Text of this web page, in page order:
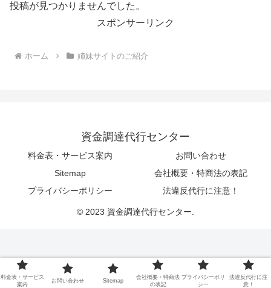
投稿が見つかりませんでした。
スポンサーリンク
ホーム 姉妹サイトのご紹介
資金調達代行センター
料金表・サービス案内
お問い合わせ
Sitemap
会社概要・特商法の表記
プライバシーポリシー
法違反代行に注意！
© 2023 資金調達代行センター.
料金表・サービス
案内
お問い合わせ Sitemap
会社概要・特商法
の表記
プライバシーポリ
シー
法違反代行に注
意！